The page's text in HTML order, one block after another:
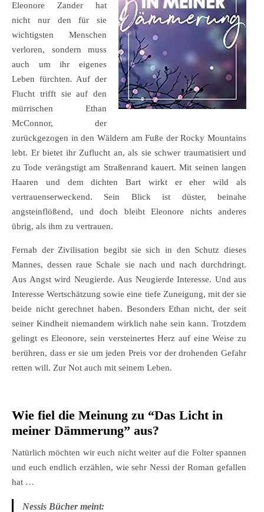
Eleonore Zander hat
nicht nur den für sie
wichtigsten Menschen
verloren, sondern muss
auch um ihr eigenes
Leben fürchten. Auf der
Flucht trifft sie auf den
mürrischen Ethan
McConnor, der
zurückgezogen in den Wäldern am Fuße der Rocky Mountains
lebt. Er bietet ihr Zuflucht an, als sie schwer traumatisiert und
zu Tode verängstigt am Straßenrand kauert. Mit seinen langen
Haaren und dem dichten Bart wirkt er eher wild als
vertrauenserweckend. Sein Blick ist düster, beinahe
angsteinflößend, und doch bleibt Eleonore nichts anderes
übrig, als ihm zu vertrauen.
Fernab der Zivilisation begibt sie sich in den Schutz dieses
Mannes, dessen raue Schale sie nach und nach durchdringt.
Aus Angst wird Neugierde. Aus Neugierde Interesse. Und aus
Interesse Wertschätzung sowie eine tiefe Zuneigung, mit der sie
beide nicht gerechnet haben. Besonders Ethan nicht, der seit
seiner Kindheit niemandem wirklich nahe sein kann. Trotzdem
gelingt es Eleonore, sein versteinertes Herz auf eine Weise zu
berühren, dass er sie um jeden Preis vor der drohenden Gefahr
retten will. Zur Not auch mit seinem Leben.
Wie fiel die Meinung zu “Das Licht in
meiner Dämmerung” aus?
Natürlich möchten wir euch nicht weiter auf die Folter spannen
und euch endlich erzählen, wie sehr Nessi der Roman gefallen
hat …
Nessis Bücher meint: